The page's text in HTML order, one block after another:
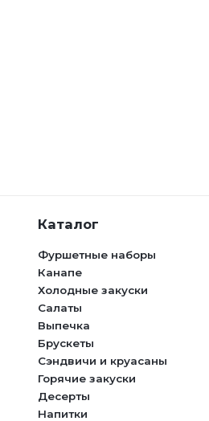
Каталог
Фуршетные наборы
Канапе
Холодные закуски
Салаты
Выпечка
Брускеты
Сэндвичи и круасаны
Горячие закуски
Десерты
Напитки